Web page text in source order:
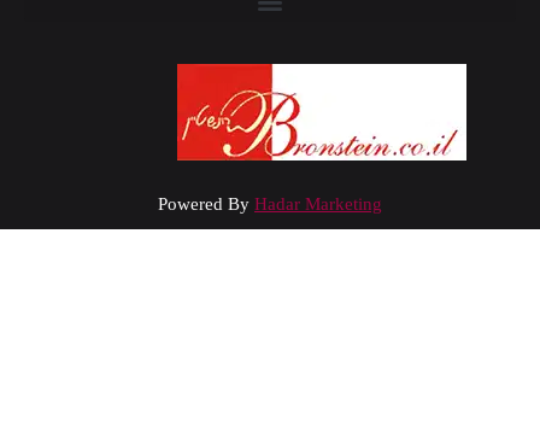
Powered ByHadar Marketing